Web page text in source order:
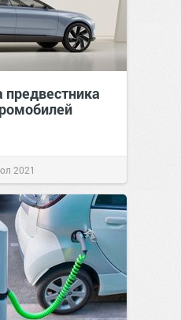
предвестника
2021